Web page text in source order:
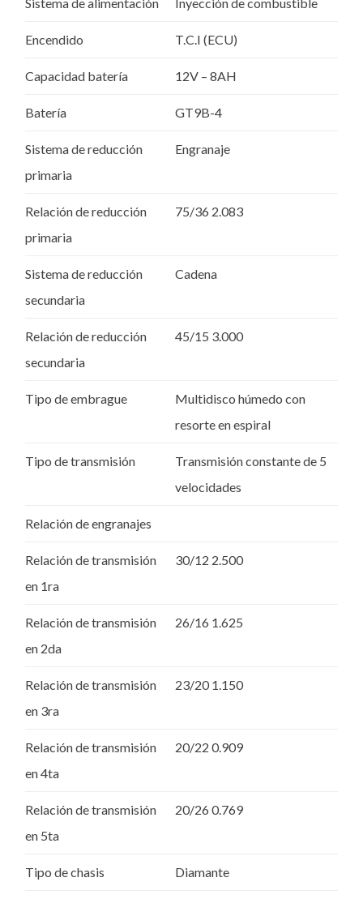
Encendido T.C.I (ECU)
Capacidad batería 12V – 8AH
Batería GT9B-4
Sistema de reducción
primaria
Engranaje
Relación de reducción
primaria
75/36 2.083
Sistema de reducción
secundaria
Cadena
Relación de reducción
secundaria
45/15 3.000
Tipo de embrague
Multidisco húmedo con
resorte en espiral
Tipo de transmisión
Transmisión constante de 5
velocidades
Relación de engranajes
Relación de transmisión
en 1ra
30/12 2.500
Relación de transmisión
en 2da
26/16 1.625
Relación de transmisión
en 3ra
23/20 1.150
Relación de transmisión
en 4ta
20/22 0.909
Relación de transmisión
en 5ta
20/26 0.769
Tipo de chasis Diamante